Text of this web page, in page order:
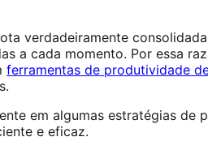
verdadeiramente
a cada momento. Por essa
ferramentas de produtividade
em algumas estratégias de
e eficaz.